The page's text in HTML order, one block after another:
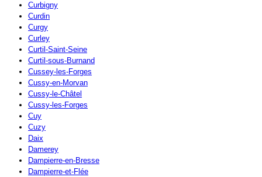
Curbigny
Curdin
Curgy
Curley
Curtil-Saint-Seine
Curtil-sous-Burnand
Cussey-les-Forges
Cussy-en-Morvan
Cussy-le-Châtel
Cussy-les-Forges
Cuy
Cuzy
Daix
Damerey
Dampierre-en-Bresse
Dampierre-et-Flée